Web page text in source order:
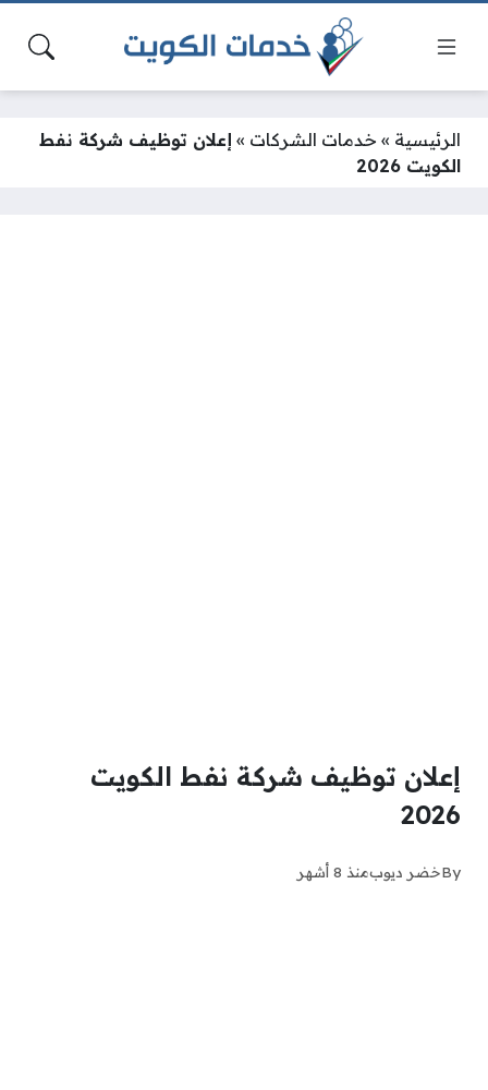
الرئيسية » خدمات الشركات » إعلان توظيف شركة نفط
الكويت 2026
إعلان توظيف شركة نفط الكويت
2026
Byخضر ديوبمنذ 8 أشهر